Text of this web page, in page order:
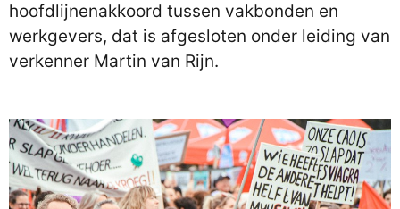
hoofdlijnenakkoord tussen vakbonden en
werkgevers, dat is afgesloten onder leiding van
verkenner Martin van Rijn.